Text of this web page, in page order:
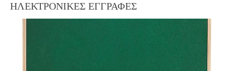
ΗΛΕΚΤΡΟΝΙΚΕΣ ΕΓΓΡΑΦΕΣ